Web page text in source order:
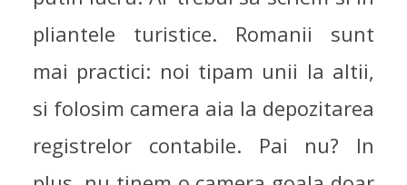
pliantele turistice. Romanii sunt
mai practici: noi tipam unii la altii,
si folosim camera aia la depozitarea
registrelor contabile. Pai nu? In